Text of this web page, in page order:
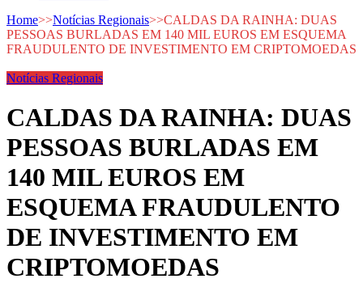
Home>>Notícias Regionais>>CALDAS DA RAINHA: DUAS
PESSOAS BURLADAS EM 140 MIL EUROS EM ESQUEMA
FRAUDULENTO DE INVESTIMENTO EM CRIPTOMOEDAS
Notícias Regionais
CALDAS DA RAINHA: DUAS
PESSOAS BURLADAS EM
140 MIL EUROS EM
ESQUEMA FRAUDULENTO
DE INVESTIMENTO EM
CRIPTOMOEDAS